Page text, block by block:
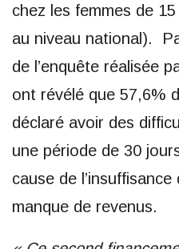
chez les femmes de
au niveau national).
de l’enquête réalisée
ont révélé que 57,6%
déclaré avoir des
une période de 30
cause de
manque de revenus.